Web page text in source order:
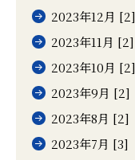
2023年12月 [2]
2023年11月 [2]
2023年10月 [2]
2023年9月 [2]
2023年8月 [2]
2023年7月 [3]